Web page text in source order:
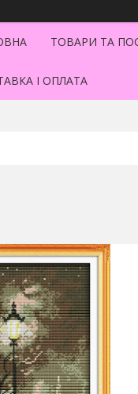
ТОВАРИ ТА
І ОПЛАТА